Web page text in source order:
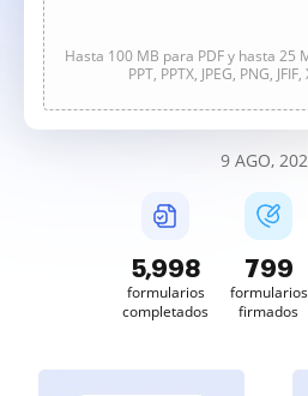
Hasta 100 MB para PDF y hasta 25
PPT, PPTX, JPEG, PNG,
9 AGO,
5,998
formularios
completados
799
formularios
firmados